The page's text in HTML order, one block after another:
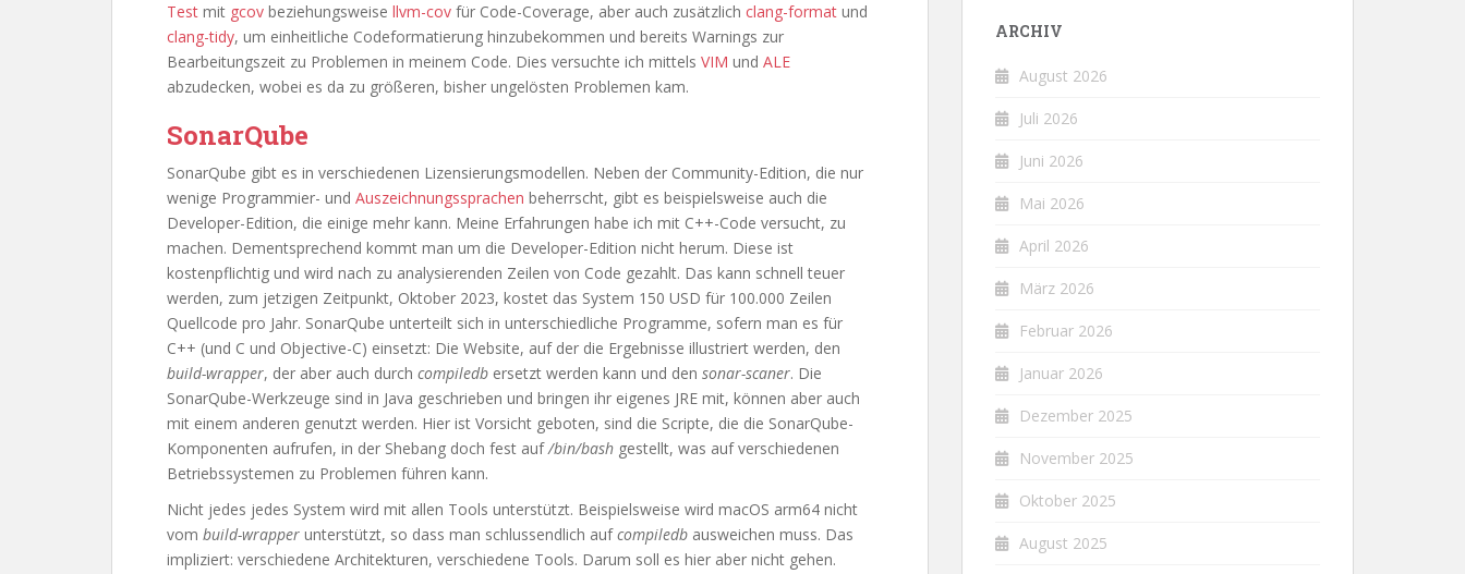
Test mit gcov beziehungsweise llvm-cov für Code-Coverage, aber auch zusätzlich clang-format und
clang-tidy, um einheitliche Codeformatierung hinzubekommen und bereits Warnings zur
Bearbeitungszeit zu Problemen in meinem Code. Dies versuchte ich mittels VIM und ALE
abzudecken, wobei es da zu größeren, bisher ungelösten Problemen kam.
SonarQube
SonarQube gibt es in verschiedenen Lizensierungsmodellen. Neben der Community-Edition, die nur
wenige Programmier- und Auszeichnungssprachen beherrscht, gibt es beispielsweise auch die
Developer-Edition, die einige mehr kann. Meine Erfahrungen habe ich mit C++-Code versucht, zu
machen. Dementsprechend kommt man um die Developer-Edition nicht herum. Diese ist
kostenpflichtig und wird nach zu analysierenden Zeilen von Code gezahlt. Das kann schnell teuer
werden, zum jetzigen Zeitpunkt, Oktober 2023, kostet das System 150 USD für 100.000 Zeilen
Quellcode pro Jahr. SonarQube unterteilt sich in unterschiedliche Programme, sofern man es für
C++ (und C und Objective-C) einsetzt: Die Website, auf der die Ergebnisse illustriert werden, den
build-wrapper, der aber auch durch compiledb ersetzt werden kann und den sonar-scaner. Die
SonarQube-Werkzeuge sind in Java geschrieben und bringen ihr eigenes JRE mit, können aber auch
mit einem anderen genutzt werden. Hier ist Vorsicht geboten, sind die Scripte, die die SonarQube-
Komponenten aufrufen, in der Shebang doch fest auf/bin/bash gestellt, was auf verschiedenen
Betriebssystemen zu Problemen führen kann.
Nicht jedes jedes System wird mit allen Tools unterstützt. Beispielsweise wird macOS arm64 nicht
vom build-wrapper unterstützt, so dass man schlussendlich aufcompiledb ausweichen muss. Das
impliziert: verschiedene Architekturen, verschiedene Tools. Darum soll es hier aber nicht gehen.
ARCHIV
August 2026
Juli 2026
Juni 2026
Mai 2026
April 2026
März 2026
Februar 2026
Januar 2026
Dezember 2025
November 2025
Oktober 2025
August 2025